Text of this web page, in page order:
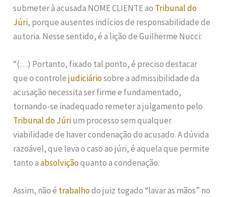
submeter à acusada NOME CLIENTE ao Tribunal do
Júri, porque ausentes indícios de responsabilidade de
autoria. Nesse sentido, é a lição de Guilherme Nucci:
“(…) Portanto, fixado tal ponto, é preciso destacar
que o controlejudiciáriosobre a admissibilidade da
acusação necessita ser firme e fundamentado,
tornando-se inadequado remeter a julgamento pelo
Tribunal do Júrium processo sem qualquer
viabilidade de haver condenação do acusado. A dúvida
razoável, que leva o caso ao júri, é aquela que permite
tanto aabsolviçãoquanto a condenação.
Assim, não é trabalhodo juiz togado “lavar as mãos” no